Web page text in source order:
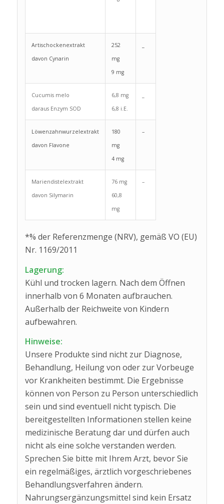
Artischockenextrakt
davon Cynarin
252
mg
9 mg
Cucumis melo
daraus Enzym SOD
6,8 mg
6,8 i.E.
Löwenzahnwurzelextrakt
davon Flavone
180
mg
4 mg
–
Mariendistelextrakt
davon Silymarin
76 mg
60,8
mg
–
*% der Referenzmenge (NRV), gemäß VO (EU)
Nr. 1169/2011
Lagerung:
Kühl und trocken lagern. Nach dem Öffnen
innerhalb von 6 Monaten aufbrauchen.
Außerhalb der Reichweite von Kindern
aufbewahren.
Hinweise:
Unsere Produkte sind nicht zur Diagnose,
Behandlung, Heilung von oder zur Vorbeuge
vor Krankheiten bestimmt. Die Ergebnisse
können von Person zu Person unterschiedlich
sein und sind eventuell nicht typisch. Die
bereitgestellten Informationen stellen keine
medizinische Beratung dar und dürfen auch
nicht als eine solche verstanden werden.
Sprechen Sie bitte mit Ihrem Arzt, bevor Sie
ein regelmäßiges, ärztlich vorgeschriebenes
Behandlungsverfahren ändern.
Nahrungsergänzungsmittel sind kein Ersatz